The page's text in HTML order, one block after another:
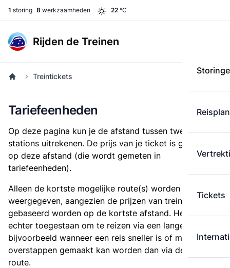
1 storing 8 werkzaamheden 22 °C
Rijden de Treinen
Tickets
Treintickets
Tariefeenheden
Op deze pagina kun je de afstand tussen twee
stations uitrekenen. De prijs van je ticket is gebaseerd
op deze afstand (die wordt gemeten in
tariefeenheden).
Alleen de kortste mogelijke route(s) worden
weergegeven, aangezien de prijzen van treintickets
gebaseerd worden op de kortste afstand. Het is
echter toegestaan om te reizen via een langere route,
bijvoorbeeld wanneer een reis sneller is of met minder
overstappen gemaakt kan worden dan via de kortste
route.